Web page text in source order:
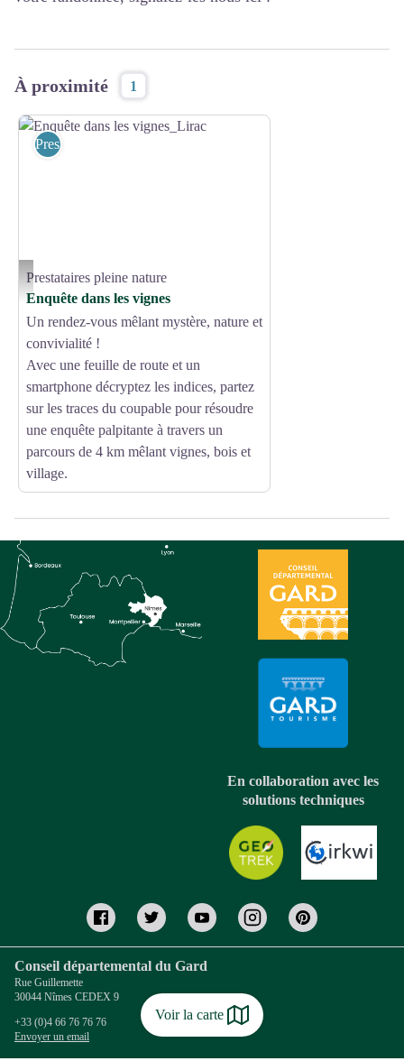
Voir la carte
À proximité 1
Enquête dans les vignes_Lirac - OT Provence Occitane
Prestataires pleine nature
Prestataires pleine nature
Enquête dans les vignes
Un rendez-vous mêlant mystère, nature et
convivialité !
Avec une feuille de route et un
smartphone décryptez les indices, partez
sur les traces du coupable pour résoudre
une enquête palpitante à travers un
parcours de 4 km mêlant vignes, bois et
village.
En collaboration avec les
solutions techniques
Conseil départemental du Gard
Rue Guillemette
30044 Nîmes CEDEX 9
+33 (0)4 66 76 76 76
Envoyer un email